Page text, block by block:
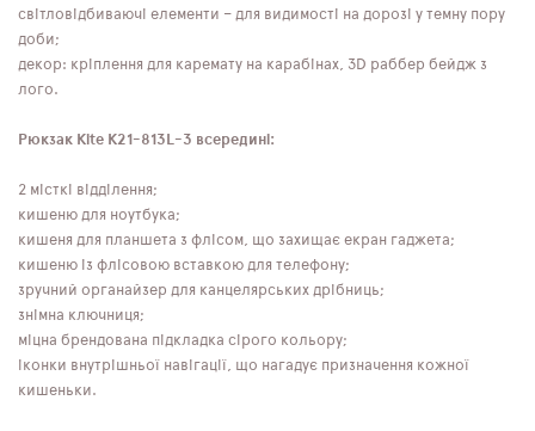
світловідбиваючі елементи – для видимості на дорозі у темну пору
доби;
декор: кріплення для каремату на карабінах, 3D раббер бейдж з
лого.
Рюкзак Kite K21-813L-3 всередині:
2 місткі відділення;
кишеню для ноутбука;
кишеня для планшета з флісом, що захищає екран гаджета;
кишеню із флісовою вставкою для телефону;
зручний органайзер для канцелярських дрібниць;
знімна ключниця;
міцна брендована підкладка сірого кольору;
іконки внутрішньої навігації, що нагадує призначення кожної
кишеньки.